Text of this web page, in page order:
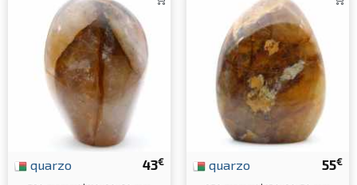
43€
quarzo 55€
quarzo